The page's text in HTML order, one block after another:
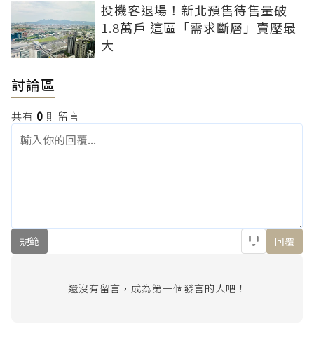
投機客退場！新北預售待售量破
1.8萬戶 這區「需求斷層」賣壓最
大
討論區
共有 0 則留言
規範 回覆
還沒有留言，成為第一個發言的人吧！